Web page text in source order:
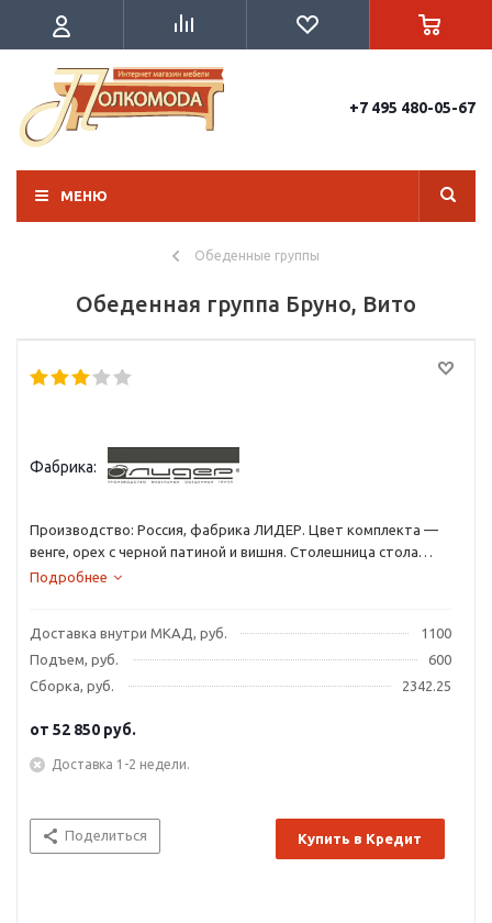
+7 495 480-05-67
МЕНЮ
Обеденные группы
Обеденная группа Бруно, Вито
Фабрика:
Производство: Россия, фабрика ЛИДЕР. Цвет комплекта —
венге, орех с черной патиной и вишня. Столешница стола
выполнена из МДФ + закаленное стекло. Каркас стола и
Подробнее
Доставка внутри МКАД, руб.
1100
Подъем, руб.
600
Сборка, руб.
2342.25
от 52 850 руб.
Доставка 1-2 недели.
Поделиться Купить в Кредит